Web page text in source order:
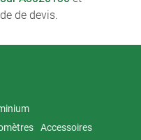
de devis.
Accessoires